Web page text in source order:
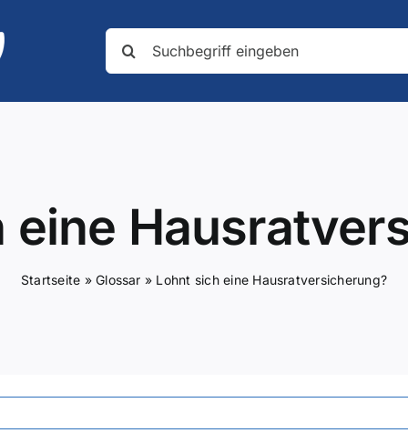
nach:
eine
Startseite »Glossar » Lohnt sich eine Hausratversicherung?